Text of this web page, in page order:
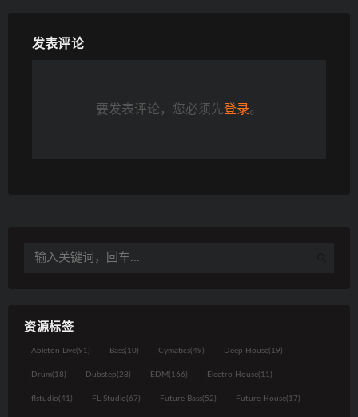
发表评论
要发表评论，您必须先登录。
资源标签
Ableton Live(91) Bass(10) Cymatics(49) Deep House(19)
Drum(18) Dubstep(28) EDM(166) Electro House(11)
flstudio(41) FL Studio(67) Future Bass(52) Future House(17)